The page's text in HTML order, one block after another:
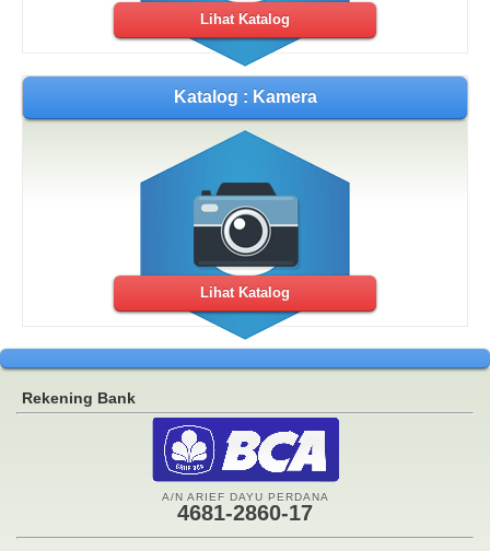
Lihat Katalog
Katalog : Kamera
Lihat Katalog
Rekening Bank
A/N ARIEF DAYU PERDANA
4681-2860-17